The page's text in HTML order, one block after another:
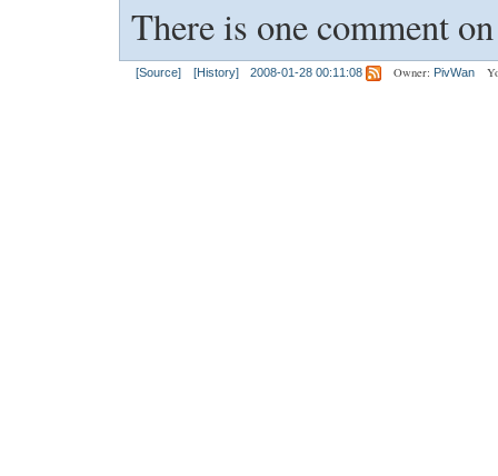
There is one comment
[Source] [History] 2008-01-28 00:11:08 Owner: PivWan